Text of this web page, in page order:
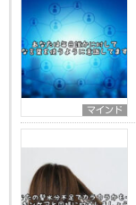
マインド